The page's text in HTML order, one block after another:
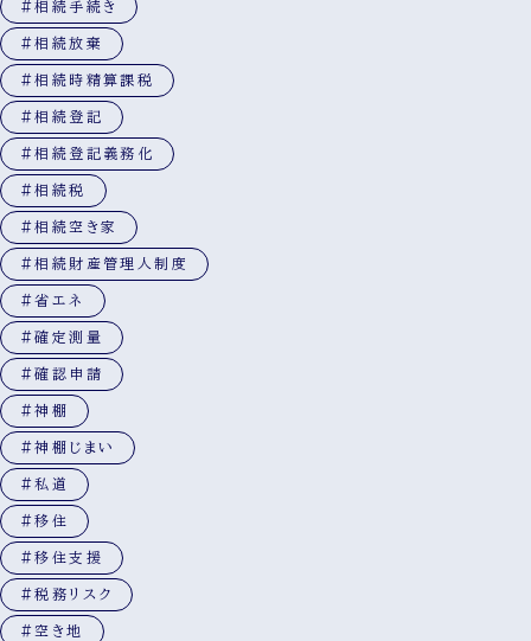
#相続手続き
#相続放棄
#相続時精算課税
#相続登記
#相続登記義務化
#相続税
#相続空き家
#相続財産管理人制度
#省エネ
#確定測量
#確認申請
#神棚
#神棚じまい
#私道
#移住
#移住支援
#税務リスク
#空き地